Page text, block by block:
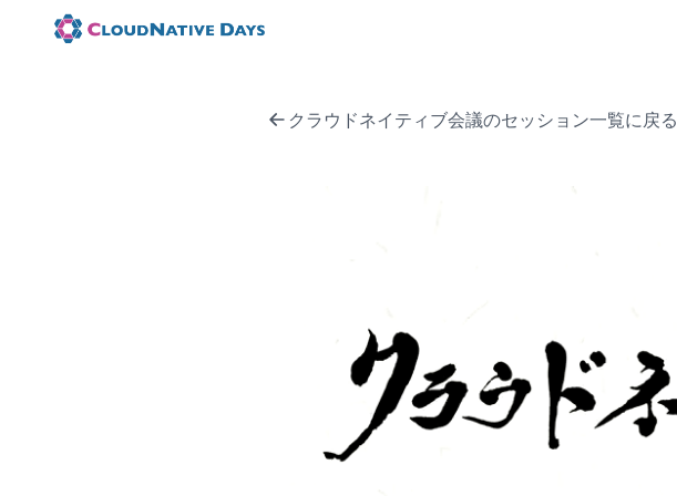
クラウドネイティブ会議のセッション一覧に戻る